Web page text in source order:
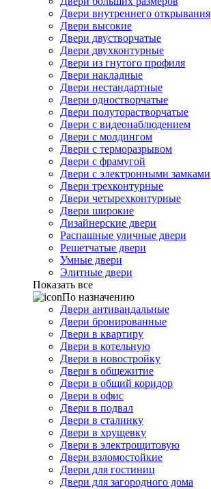
Двери внутреннего открывания
Двери высокие
Двери двустворчатые
Двери двухконтурные
Двери из гнутого профиля
Двери накладные
Двери нестандартные
Двери одностворчатые
Двери полуторастворчатые
Двери с видеонаблюдением
Двери с молдингом
Двери с терморазрывом
Двери с фрамугой
Двери с электронными замками
Двери трехконтурные
Двери четырехконтурные
Двери широкие
Дизайнерские двери
Распашные уличные двери
Решетчатые двери
Умные двери
Элитные двери
Показать все
По назначению
Двери антивандальные
Двери бронированные
Двери в квартиру
Двери в котельную
Двери в новостройку
Двери в общежитие
Двери в общий коридор
Двери в офис
Двери в подвал
Двери в сталинку
Двери в хрущевку
Двери в электрощитовую
Двери взломостойкие
Двери для гостиниц
Двери для загородного дома